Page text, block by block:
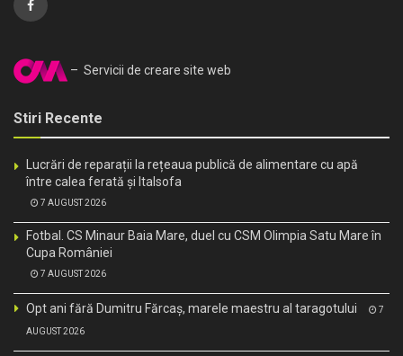
– Servicii de creare site web
Stiri Recente
Lucrări de reparații la rețeaua publică de alimentare cu apă
între calea ferată și Italsofa
7 AUGUST 2026
Fotbal. CS Minaur Baia Mare, duel cu CSM Olimpia Satu Mare în
Cupa României
7 AUGUST 2026
Opt ani fără Dumitru Fărcaș, marele maestru al taragotului 7
AUGUST 2026